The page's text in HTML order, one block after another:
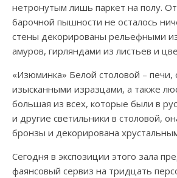
нетронутым лишь паркет на полу.
барочной пышности не осталось
стены декорированы рельефными
амуров, гирляндами из листьев и
«Изюминка» Белой столовой –
изысканными изразцами, а также
большая из всех, которые были в
и другие светильники в столовой,
бронзы и декорирована
Сегодня в экспозиции этого зала
фаянсовый сервиз на тридцать